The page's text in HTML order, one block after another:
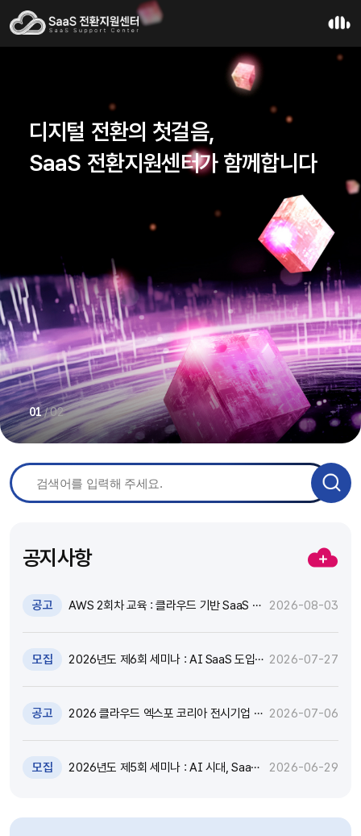
디지털 전환의 첫걸음,
SaaS 전환지원센터가 함께합니다
01/02
공지사항
공고
AWS 2회차 교육 : 클라우드 기반 SaaS 현
2026-08-03
모집
2026년도 제6회 세미나 : AI SaaS 도입,
2026-07-27
공고
2026 클라우드 엑스포 코리아 전시기업 지 2026-07-06
모집
2026년도 제5회 세미나 : AI 시대, SaaS
2026-06-29